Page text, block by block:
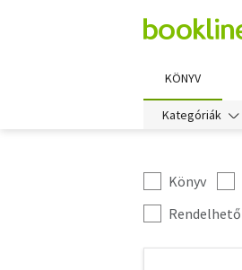
KÖNYV
Kategóriák
Kategória
szűrés
Könyv
További
szűrők
Rendelhető